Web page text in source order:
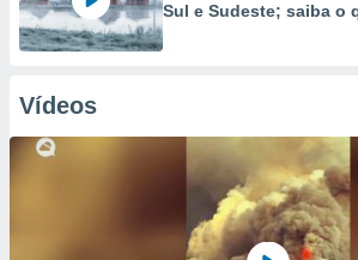
Sul e Sudeste; saiba o
Vídeos